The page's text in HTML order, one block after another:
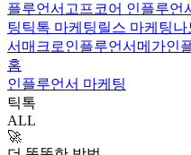
플루언서 고프코어 인플루언
팅틱톡 마케팅 릴스 마케팅나
서 매크로인플루언서 메가인
홈
인플루언서 마케팅
틱톡
ALL
🚀